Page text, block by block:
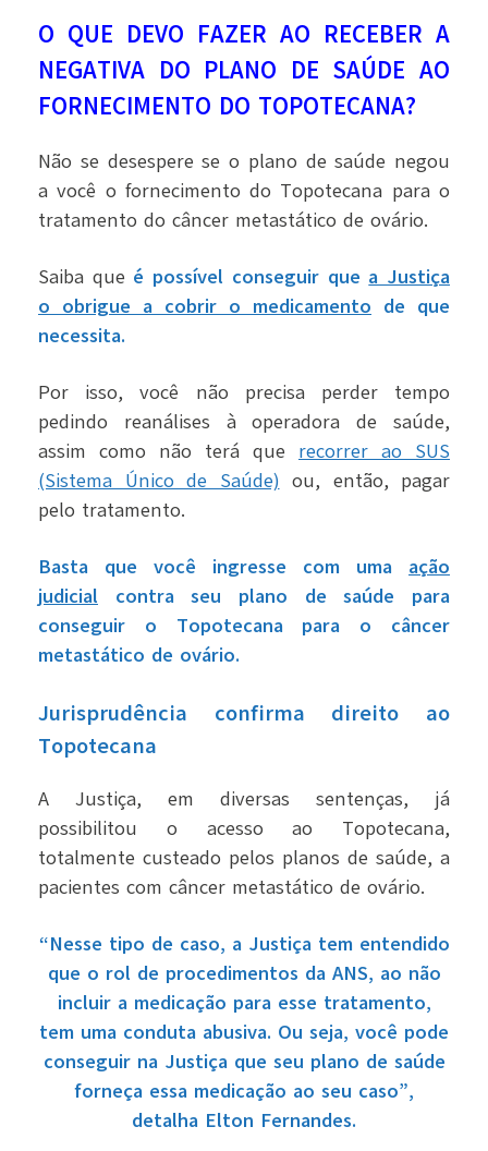
O QUE DEVO FAZER AO RECEBER A
NEGATIVA DO PLANO DE SAÚDE AO
FORNECIMENTO DO TOPOTECANA?
Não se desespere se o plano de saúde negou
a você o fornecimento do Topotecana para o
tratamento do câncer metastático de ovário.
Saiba que é possível conseguir que a Justiça
o obrigue a cobrir o medicamento de que
necessita.
Por isso, você não precisa perder tempo
pedindo reanálises à operadora de saúde,
assim como não terá que recorrer ao SUS
(Sistema Único de Saúde) ou, então, pagar
pelo tratamento.
Basta que você ingresse com uma ação
judicial contra seu plano de saúde para
conseguir o Topotecana para o câncer
metastático de ovário.
Jurisprudência confirma direito ao
Topotecana
A Justiça, em diversas sentenças, já
possibilitou o acesso ao Topotecana,
totalmente custeado pelos planos de saúde, a
pacientes com câncer metastático de ovário.
“Nesse tipo de caso, a Justiça tem entendido
que o rol de procedimentos da ANS, ao não
incluir a medicação para esse tratamento,
tem uma conduta abusiva. Ou seja, você pode
conseguir na Justiça que seu plano de saúde
forneça essa medicação ao seu caso”,
detalha Elton Fernandes.